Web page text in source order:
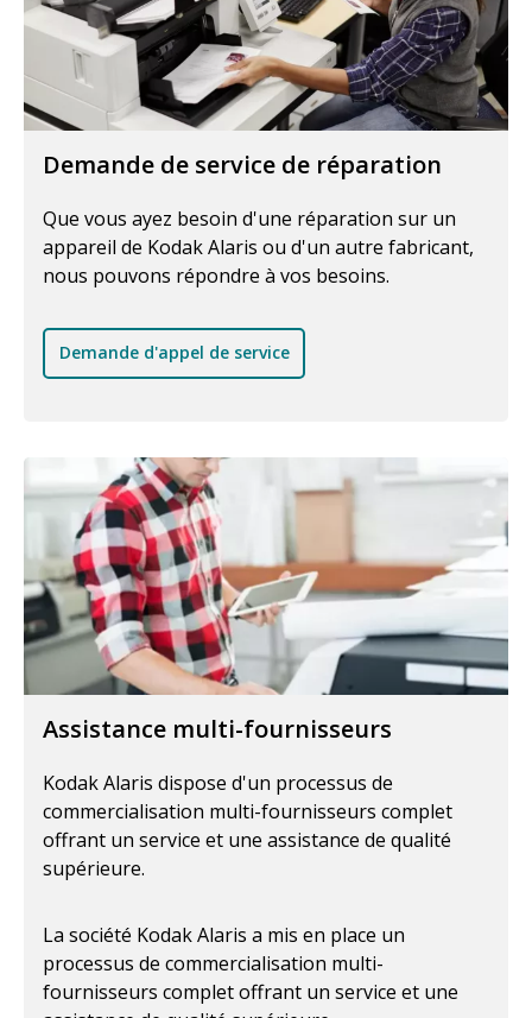
Demande de service de réparation
Que vous ayez besoin d'une réparation sur un
appareil de Kodak Alaris ou d'un autre fabricant,
nous pouvons répondre à vos besoins.
Demande d'appel de service
Assistance multi-fournisseurs
Kodak Alaris dispose d'un processus de
commercialisation multi-fournisseurs complet
offrant un service et une assistance de qualité
supérieure.
La société Kodak Alaris a mis en place un
processus de commercialisation multi-
fournisseurs complet offrant un service et une